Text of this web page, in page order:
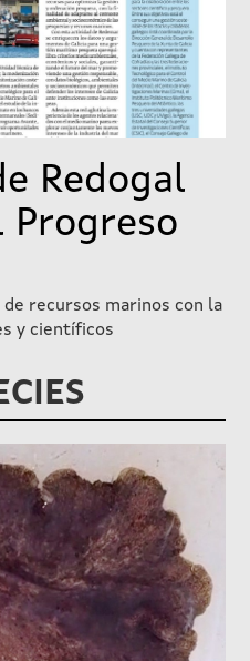
Redogal
Progreso
recursos marinos con la
y científicos